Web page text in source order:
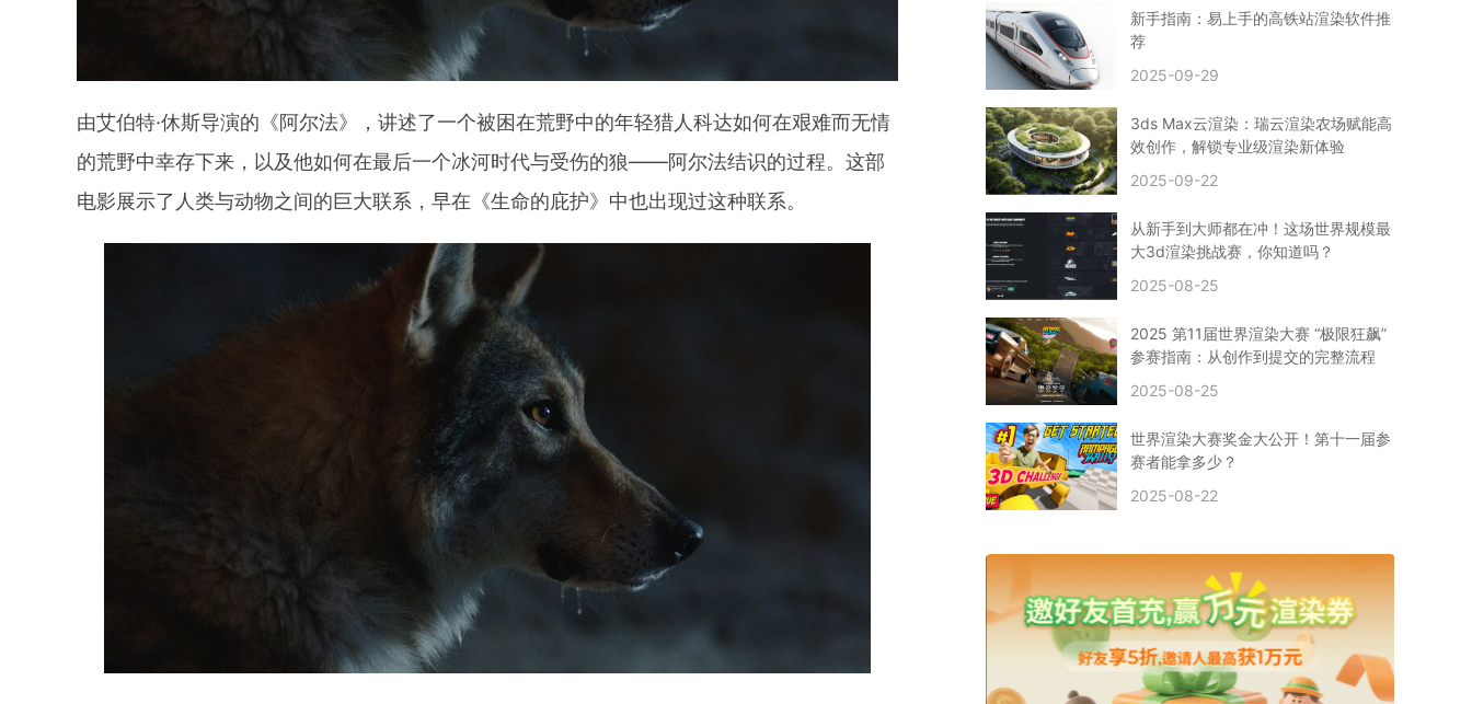
由艾伯特·休斯导演的《阿尔法》，讲述了一个被困在荒野中的年轻猎人科达如何在艰难而无情
的荒野中幸存下来，以及他如何在最后一个冰河时代与受伤的狼——阿尔法结识的过程。这部
电影展示了人类与动物之间的巨大联系，早在《生命的庇护》中也出现过这种联系。
Blender云端渲染
maya渲染 CG动画
动画制作
Blender
CG渲染 渲染农场
3dmax云端渲染
渲染图
CG原画
clarisse教程
拟真人物制作 实时渲染
视觉效果
视觉特效
特效 VRay制作案例
VFX案例
手动渲染农场
云渲染小课堂
CPU渲染
Arnold案例
vr渲染器
效果图渲染 免费云渲染
Autodesk
2D转3D
SU渲染 圣诞短片
风暴幽灵船
云渲染大咖专访
CG电影云渲染案例
Houdini建模案例
CG人物制作
Maya基础知识
Blender渲染技巧
3ds Max资讯
3ds Max教程
CG软件资讯
3d云渲染
3dmax渲染
Substance Painter
vray网络渲染
SAAS渲染农场
Lumion
ZBrush技巧
SketchUp教程
3dmax 渲染慢
渲染卡顿
云渲染怎么收费
纹理渲染
全局光引擎
渲染溢色
EEVEE渲染器
C4D教程
Corona降噪器
奥斯卡 电影
建模渲染
人物建模渲染
在线建模渲染
北京渲染农场
成都动画渲染
免费渲染农场
网络渲染农场
个人渲染农场
小型渲染农场
自建渲染农场
新手指南：易上手的高铁站渲染软件推
荐
2025-09-29
3ds Max云渲染：瑞云渲染农场赋能高
效创作，解锁专业级渲染新体验
2025-09-22
从新手到大师都在冲！这场世界规模最
大3d渲染挑战赛，你知道吗？
2025-08-25
2025 第11届世界渲染大赛 “极限狂飙”
参赛指南：从创作到提交的完整流程
2025-08-25
世界渲染大赛奖金大公开！第十一届参
赛者能拿多少？
2025-08-22